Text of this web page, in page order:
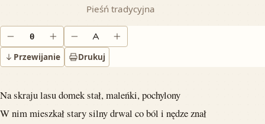
Pieśń tradycyjna
Obniż o pół tonu
0 Podnieś o pół tonu
Zmniejsz tekstPowiększ tekst
Przewijanie
Drukuj
Na skraju lasu domek stał, maleńki, pochylony
W nim mieszkał stary silny drwal co ból i nędze znał